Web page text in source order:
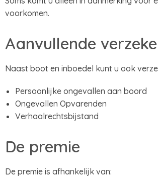
voorkomen.
Aanvullende
Naast boot en inboedel kunt u ook
Persoonlijke ongevallen aan boord
Ongevallen Opvarenden
Verhaalrechtsbijstand
De premie
De premie is afhankelijk van: